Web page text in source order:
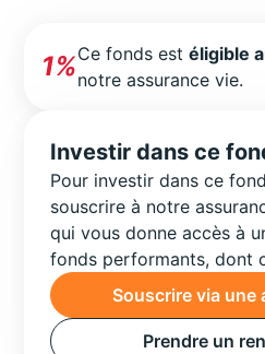
1%Ce fonds estéligible
notre assurance vie.
Investir dans ce
Pour investir dans ce
souscrire à notre
qui vous donne accès à
fonds performants, dont
Souscrire via une
Prendre un